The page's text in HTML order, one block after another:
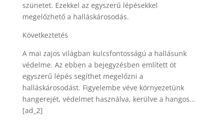
szünetet. Ezekkel az egyszerű lépésekkel
megelőzhető a halláskárosodás.
Következtetés
A mai zajos világban kulcsfontosságú a hallásunk
védelme. Az ebben a bejegyzésben említett öt
egyszerű lépés segíthet megelőzni a
halláskárosodást. Figyelembe véve környezetünk
hangerejét, védelmet használva, kerülve a hangos…
[ad_2]